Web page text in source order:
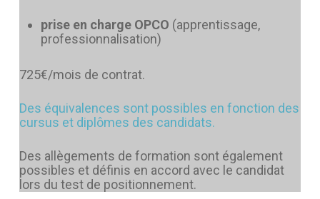
prise en charge OPCO (apprentissage,
professionnalisation)
725€/mois de contrat.
Des équivalences sont possibles en fonction des
cursus et diplômes des candidats.
Des allègements de formation sont également
possibles et définis en accord avec le candidat
lors du test de positionnement.